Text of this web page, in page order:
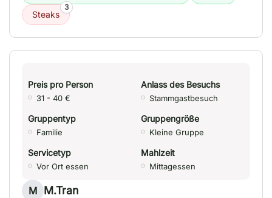
Steaks
3
Preis pro Person
31 - 40 €
Anlass des Besuchs
Stammgastbesuch
Gruppentyp
Familie
Gruppengröße
Kleine Gruppe
Servicetyp
Vor Ort essen
Mahlzeit
Mittagessen
M M.Tran